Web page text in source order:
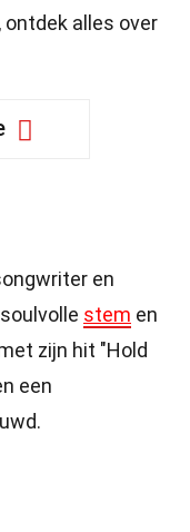
ontdek alles over
en
stem en
zijn hit "Hold
een